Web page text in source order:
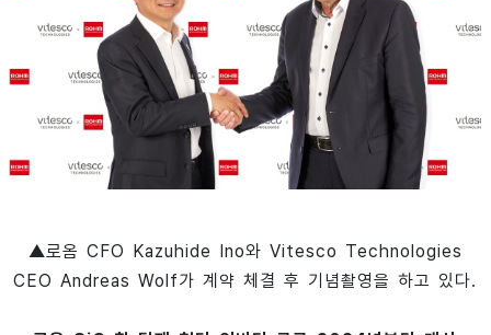
▲로옴 CFO Kazuhide Ino와 Vitesco Technologies
CEO Andreas Wolf가 계약 체결 후 기념촬영을 하고 있다.